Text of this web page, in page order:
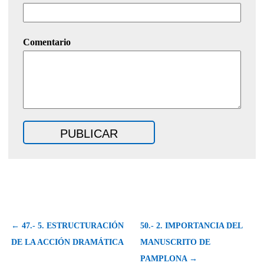
Comentario
← 47.- 5. ESTRUCTURACIÓN
DE LA ACCIÓN DRAMÁTICA
50.- 2. IMPORTANCIA DEL
MANUSCRITO DE
PAMPLONA →